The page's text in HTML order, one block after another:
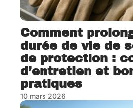
Comment
durée de vie de
de protection :
d’entretien et
pratiques
10 mars 2026